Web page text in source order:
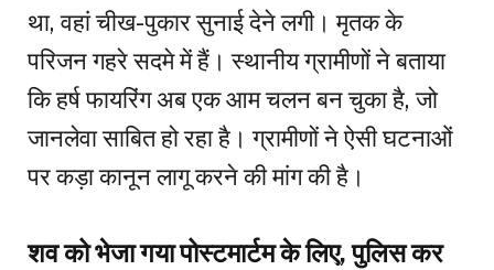
था, वहां चीख-पुकार सुनाई देने लगी। मृतक के
परिजन गहरे सदमे में हैं। स्थानीय ग्रामीणों ने बताया
कि हर्ष फायरिंग अब एक आम चलन बन चुका है, जो
जानलेवा साबित हो रहा है। ग्रामीणों ने ऐसी घटनाओं
पर कड़ा कानून लागू करने की मांग की है।
शव को भेजा गया पोस्टमार्टम के लिए, पुलिस कर